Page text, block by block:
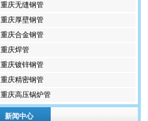
重庆无缝钢管
重庆厚壁钢管
重庆合金钢管
重庆焊管
重庆镀锌钢管
重庆精密钢管
重庆高压锅炉管
新闻中心